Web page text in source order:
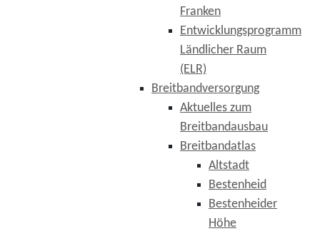
Franken
Entwicklungsprogramm
Ländlicher Raum
(ELR)
Breitbandversorgung
Aktuelles zum
Breitbandausbau
Breitbandatlas
Altstadt
Bestenheid
Bestenheider
Höhe